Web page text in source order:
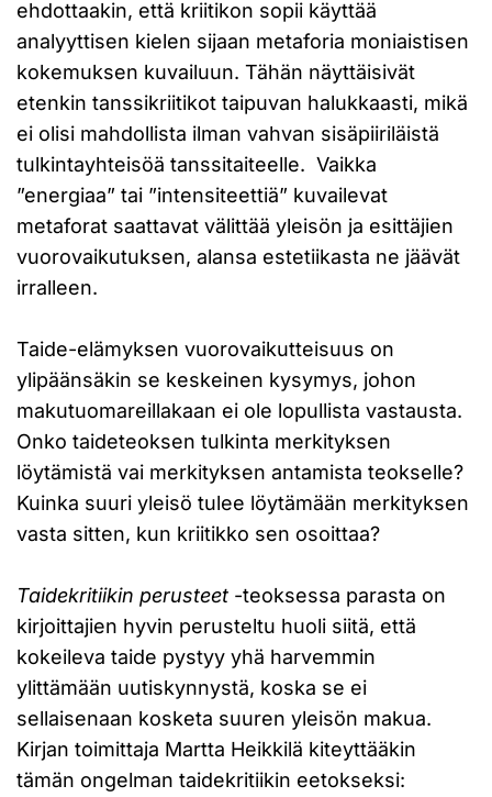
ehdottaakin, että kriitikon sopii käyttää
analyyttisen kielen sijaan metaforia moniaistisen
kokemuksen kuvailuun. Tähän näyttäisivät
etenkin tanssikriitikot taipuvan halukkaasti, mikä
ei olisi mahdollista ilman vahvan sisäpiiriläistä
tulkintayhteisöä tanssitaiteelle. Vaikka
”energiaa” tai ”intensiteettiä” kuvailevat
metaforat saattavat välittää yleisön ja esittäjien
vuorovaikutuksen, alansa estetiikasta ne jäävät
irralleen.
Taide-elämyksen vuorovaikutteisuus on
ylipäänsäkin se keskeinen kysymys, johon
makutuomareillakaan ei ole lopullista vastausta.
Onko taideteoksen tulkinta merkityksen
löytämistä vai merkityksen antamista teokselle?
Kuinka suuri yleisö tulee löytämään merkityksen
vasta sitten, kun kriitikko sen osoittaa?
Taidekritiikin perusteet -teoksessa parasta on
kirjoittajien hyvin perusteltu huoli siitä, että
kokeileva taide pystyy yhä harvemmin
ylittämään uutiskynnystä, koska se ei
sellaisenaan kosketa suuren yleisön makua.
Kirjan toimittaja Martta Heikkilä kiteyttääkin
tämän ongelman taidekritiikin eetokseksi: